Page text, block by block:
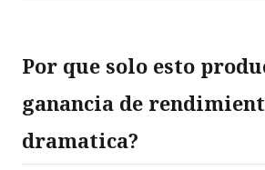
Por que solo esto
ganancia de
dramatica?